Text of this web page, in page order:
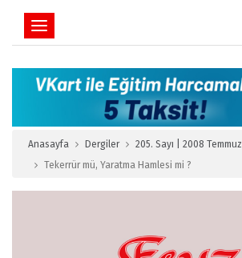
Toggle navigation
Anasayfa Dergiler
205. Sayı | 2008 Temmuz
Tekerrür mü, Yaratma Hamlesi mi ?